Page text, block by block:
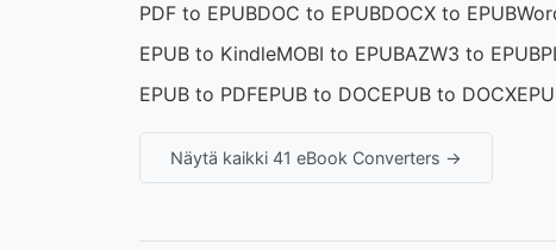
PDF to EPUBDOC to EPUBDOCX to EPUB
EPUB to KindleMOBI to EPUBAZW3 to EPUB
EPUB to PDFEPUB to DOCEPUB to DOCX
Näytä kaikki 41 eBook Converters →